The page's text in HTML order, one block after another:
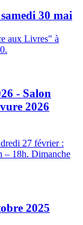
30 mai
aux Livres" à
- Salon
2026
27 février :
– 18h. Dimanche
2025